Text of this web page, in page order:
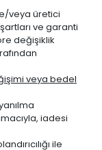
veya üretici
ve garanti
değişiklik
veya bedel
iadesi
ile